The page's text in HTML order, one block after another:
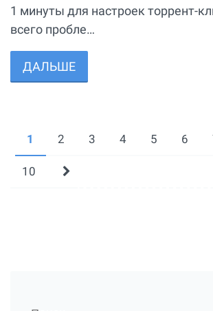
1 минуты для настроек торрент-
всего пробле…
ДАЛЬШЕ
1 2 3 4 5 6
10